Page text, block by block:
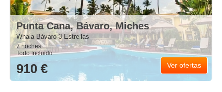
Punta Cana, Bávaro, Miches
Whala Bávaro 3 Estrellas
7 noches
Todo Incluido
910 € Ver ofertas